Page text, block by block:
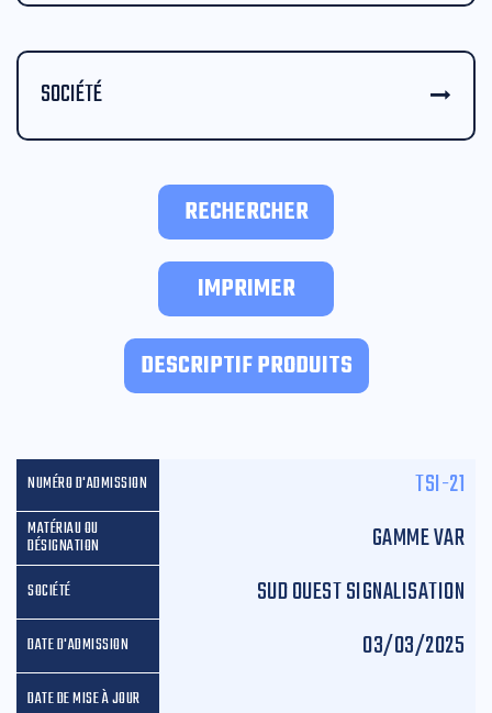
SOCIÉTÉ
RECHERCHER
IMPRIMER
DESCRIPTIF PRODUITS
TSI-21
GAMME VAR
SUD OUEST SIGNALISATION
03/03/2025